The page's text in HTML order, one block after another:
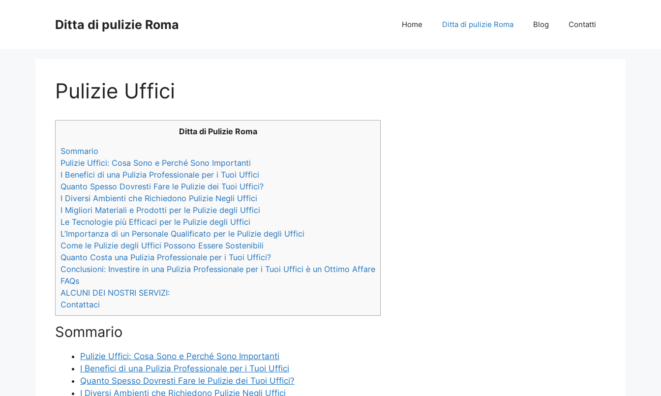
Ditta di pulizie Roma Home Ditta di pulizie Roma Blog Contatti
Pulizie Uffici
Ditta di Pulizie Roma
Sommario
Pulizie Uffici: Cosa Sono e Perché Sono Importanti
I Benefici di una Pulizia Professionale per i Tuoi Uffici
Quanto Spesso Dovresti Fare le Pulizie dei Tuoi Uffici?
I Diversi Ambienti che Richiedono Pulizie Negli Uffici
I Migliori Materiali e Prodotti per le Pulizie degli Uffici
Le Tecnologie più Efficaci per le Pulizie degli Uffici
L’Importanza di un Personale Qualificato per le Pulizie degli Uffici
Come le Pulizie degli Uffici Possono Essere Sostenibili
Quanto Costa una Pulizia Professionale per i Tuoi Uffici?
Conclusioni: Investire in una Pulizia Professionale per i Tuoi Uffici è un Ottimo Affare
FAQs
ALCUNI DEI NOSTRI SERVIZI:
Contattaci
Sommario
Pulizie Uffici: Cosa Sono e Perché Sono Importanti
I Benefici di una Pulizia Professionale per i Tuoi Uffici
Quanto Spesso Dovresti Fare le Pulizie dei Tuoi Uffici?
I Diversi Ambienti che Richiedono Pulizie Negli Uffici